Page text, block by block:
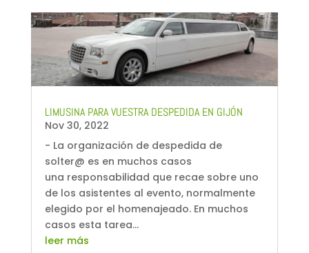
LIMUSINA PARA VUESTRA DESPEDIDA EN GIJÓN
Nov 30, 2022
- La organización de despedida de
solter@ es en muchos casos
una responsabilidad que recae sobre uno
de los asistentes al evento, normalmente
elegido por el homenajeado. En muchos
casos esta tarea...
leer más